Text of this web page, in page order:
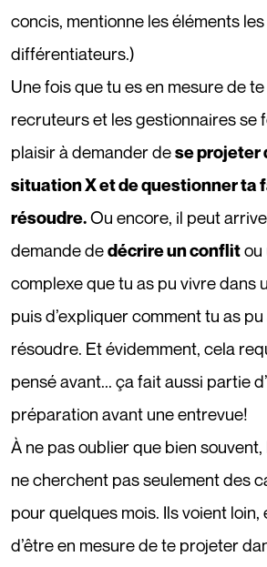
concis, mentionne les éléments
différentiateurs.)
Une fois que tu es en mesure de
recruteurs et les gestionnaires se
plaisir à demander dese projeter
situation X et de questionner ta
résoudre.Ou encore, il peut
demande dedécrire un conflitou
complexe que tu as pu vivre dans
puis d’expliquer comment tu as
résoudre. Et évidemment, cela
pensé avant... ça fait aussi partie
préparation avant une entrevue!
À ne pas oublier que bien
ne cherchent pas seulement des
pour quelques mois. Ils voient loin,
d’être en mesure de te projeter